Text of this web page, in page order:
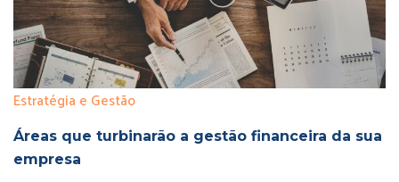
Estratégia e Gestão
Áreas que turbinarão a gestão financeira da sua
empresa